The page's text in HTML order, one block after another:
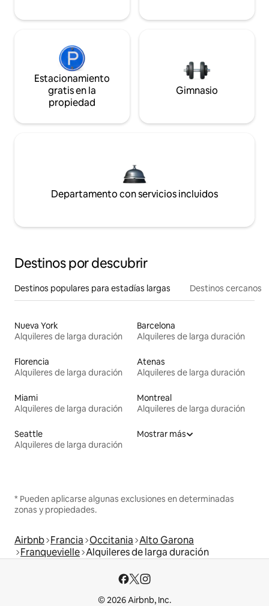
Estacionamiento
gratis en la
propiedad
Gimnasio
Departamento con servicios incluidos
Destinos por descubrir
Destinos populares para estadías largas Destinos cercanos
Nueva York
Alquileres de larga duración
Barcelona
Alquileres de larga duración
Florencia
Alquileres de larga duración
Atenas
Alquileres de larga duración
Miami
Alquileres de larga duración
Montreal
Alquileres de larga duración
Seattle
Alquileres de larga duración
Mostrar más
* Pueden aplicarse algunas exclusiones en determinadas
zonas y propiedades.
Airbnb Francia Occitania Alto Garona
Franquevielle Alquileres de larga duración
© 2026 Airbnb, Inc.